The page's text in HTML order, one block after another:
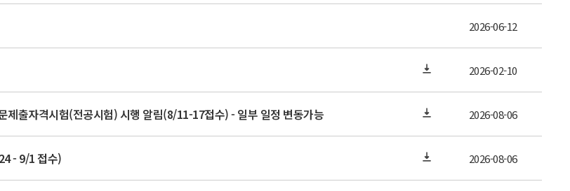
2026-06-12
2026-02-10
출자격시험(전공시험) 시행 알림(8/11-17접수) - 일부 일정 변동가능 2026-08-06
- 9/1 접수) 2026-08-06